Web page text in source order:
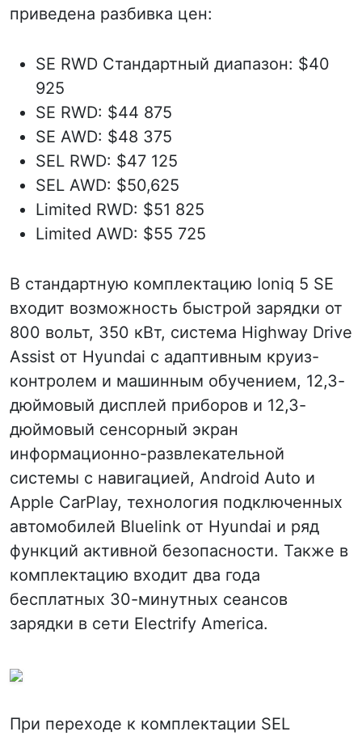
приведена разбивка цен:
SE RWD Стандартный диапазон: $40
925
SE RWD: $44 875
SE AWD: $48 375
SEL RWD: $47 125
SEL AWD: $50,625
Limited RWD: $51 825
Limited AWD: $55 725
В стандартную комплектацию Ioniq 5 SE
входит возможность быстрой зарядки от
800 вольт, 350 кВт, система Highway Drive
Assist от Hyundai с адаптивным круиз-
контролем и машинным обучением, 12,3-
дюймовый дисплей приборов и 12,3-
дюймовый сенсорный экран
информационно-развлекательной
системы с навигацией, Android Auto и
Apple CarPlay, технология подключенных
автомобилей Bluelink от Hyundai и ряд
функций активной безопасности. Также в
комплектацию входит два года
бесплатных 30-минутных сеансов
зарядки в сети Electrify America.
При переходе к комплектации SEL